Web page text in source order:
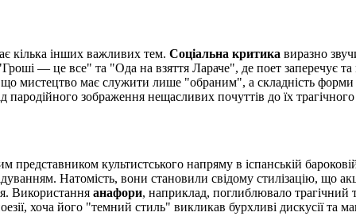
кілька інших важливих тем. Соціальна критика виразно
— це все" та "Ода на взяття Лараче", де поет заперечує
що мистецтво має служити лише "обраним", а складність
пародійного зображення нещасливих почуттів до їх
культистського напряму в іспанській
Натомість, вони становили свідому стилізацію, що
Використання анафори, наприклад, поглиблювало трагічний
хоча його "темний стиль" викликав бурхливі дискусії та